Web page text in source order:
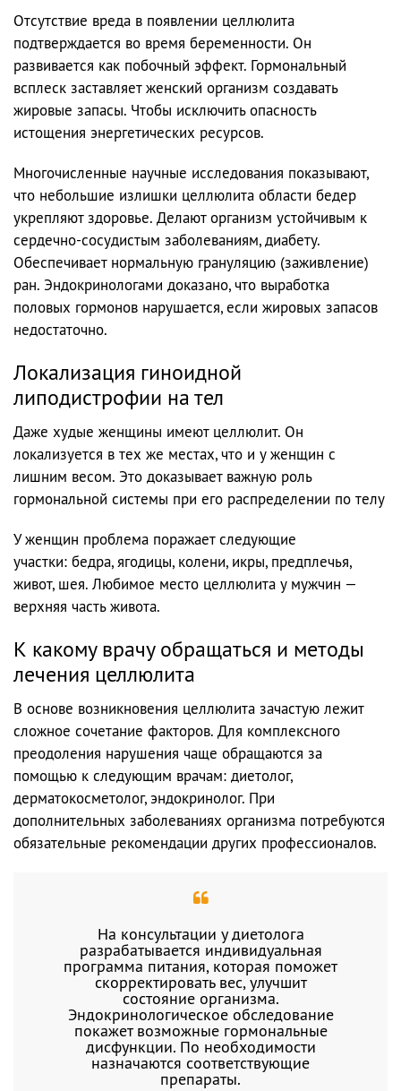
Отсутствие вреда в появлении целлюлита
подтверждается во время беременности. Он
развивается как побочный эффект. Гормональный
всплеск заставляет женский организм создавать
жировые запасы. Чтобы исключить опасность
истощения энергетических ресурсов.
Многочисленные научные исследования показывают,
что небольшие излишки целлюлита области бедер
укрепляют здоровье. Делают организм устойчивым к
сердечно-сосудистым заболеваниям, диабету.
Обеспечивает нормальную грануляцию (заживление)
ран. Эндокринологами доказано, что выработка
половых гормонов нарушается, если жировых запасов
недостаточно.
Локализация гиноидной
липодистрофии на тел
Даже худые женщины имеют целлюлит. Он
локализуется в тех же местах, что и у женщин с
лишним весом. Это доказывает важную роль
гормональной системы при его распределении по телу
У женщин проблема поражает следующие
участки: бедра, ягодицы, колени, икры, предплечья,
живот, шея. Любимое место целлюлита у мужчин —
верхняя часть живота.
К какому врачу обращаться и методы
лечения целлюлита
В основе возникновения целлюлита зачастую лежит
сложное сочетание факторов. Для комплексного
преодоления нарушения чаще обращаются за
помощью к следующим врачам: диетолог,
дерматокосметолог, эндокринолог. При
дополнительных заболеваниях организма потребуются
обязательные рекомендации других профессионалов.
На консультации у диетолога
разрабатывается индивидуальная
программа питания, которая поможет
скорректировать вес, улучшит
состояние организма.
Эндокринологическое обследование
покажет возможные гормональные
дисфункции. По необходимости
назначаются соответствующие
препараты.